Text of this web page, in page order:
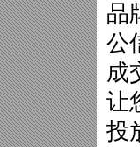
品
公
成
让
投